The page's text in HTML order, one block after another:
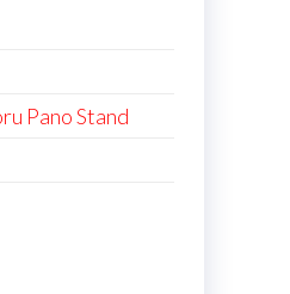
Pano Stand